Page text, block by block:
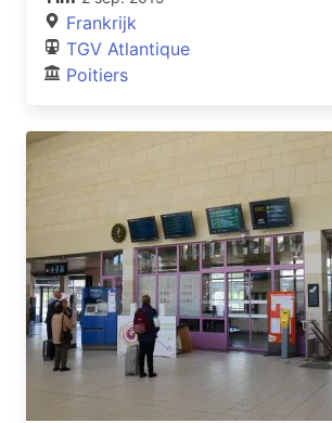
Frankrijk
TGV Atlantique
Poitiers